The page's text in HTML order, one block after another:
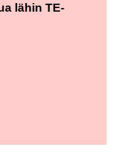
lähin TE-